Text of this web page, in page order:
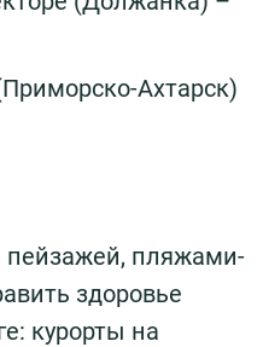
Ахтарск)
пейзажей, пляжами-
здоровье
курорты на